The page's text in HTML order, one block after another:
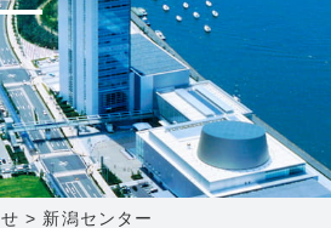
〒960-8252
福島県福島市御山字一本松17-1-1
0120-173-577
営業時間 9:15～18:00
〒041-0801
北海道函館市桔梗町379-31
0138-34-2525
営業時間 9:00～18:00
> 新潟センター